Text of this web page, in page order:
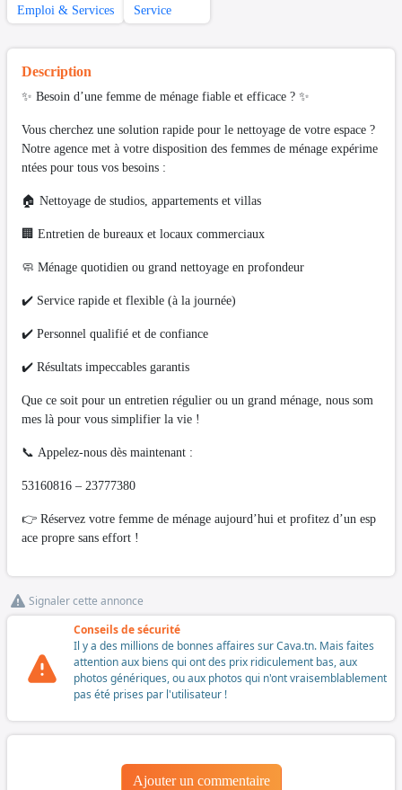
Emploi & Services Service
Description
✨ Besoin d’une femme de ménage fiable et efficace ? ✨
Vous cherchez une solution rapide pour le nettoyage de votre espace ?
Notre agence met à votre disposition des femmes de ménage expérime
ntées pour tous vos besoins :
🏠 Nettoyage de studios, appartements et villas
🏢 Entretien de bureaux et locaux commerciaux
🧼 Ménage quotidien ou grand nettoyage en profondeur
✔️ Service rapide et flexible (à la journée)
✔️ Personnel qualifié et de confiance
✔️ Résultats impeccables garantis
Que ce soit pour un entretien régulier ou un grand ménage, nous som
mes là pour vous simplifier la vie !
📞 Appelez-nous dès maintenant :
53160816 – 23777380
👉 Réservez votre femme de ménage aujourd’hui et profitez d’un esp
ace propre sans effort !
Signaler cette annonce
Conseils de sécurité
Il y a des millions de bonnes affaires sur Cava.tn. Mais faites
attention aux biens qui ont des prix ridiculement bas, aux
photos génériques, ou aux photos qui n'ont vraisemblablement
pas été prises par l'utilisateur !
Ajouter un commentaire